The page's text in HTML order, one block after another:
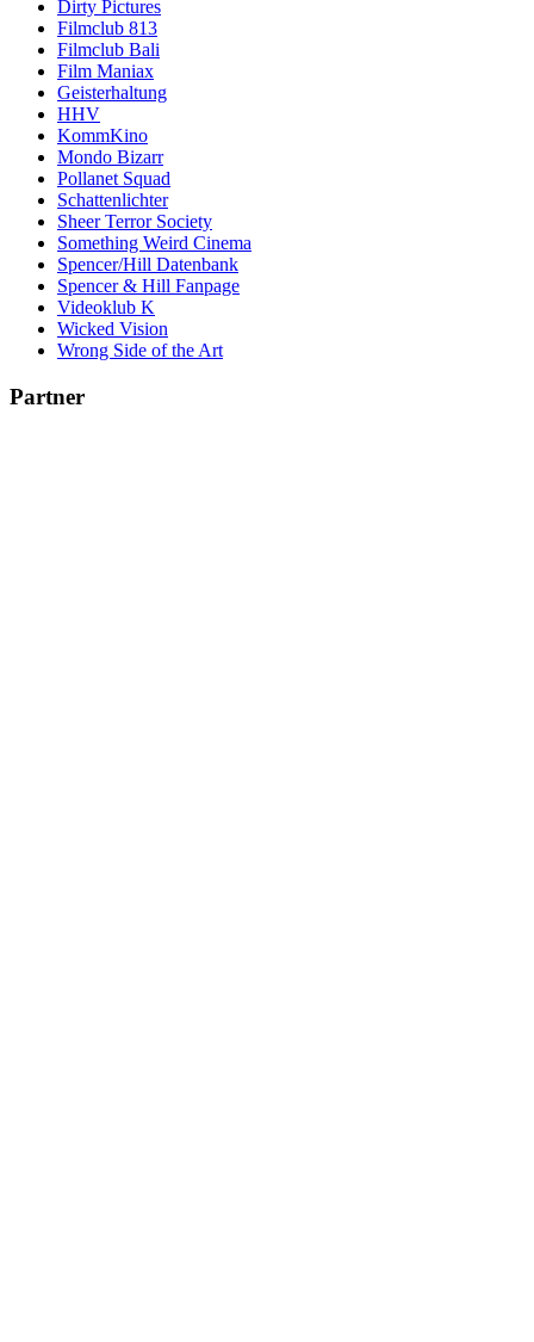
Dirty Pictures
Filmclub 813
Filmclub Bali
Film Maniax
Geisterhaltung
HHV
KommKino
Mondo Bizarr
Pollanet Squad
Schattenlichter
Sheer Terror Society
Something Weird Cinema
Spencer/Hill Datenbank
Spencer & Hill Fanpage
Videoklub K
Wicked Vision
Wrong Side of the Art
Partner